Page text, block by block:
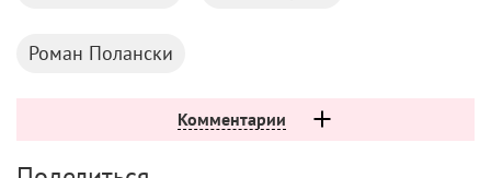
Поделиться
Читайте «КиноРепортер»